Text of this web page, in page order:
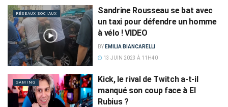
RÉSEAUX SOCIAUX
Sandrine Rousseau se bat avec
un taxi pour défendre un homme
à vélo ! VIDEO
BY EMILIA BIANCARELLI
13 JUIN 2023 À 11H40
GAMING
Kick, le rival de Twitch a-t-il
manqué son coup face à El
Rubius ?